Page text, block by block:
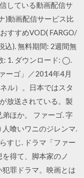
している動画配信サ
)動画配信サービス比
すすめVOD( FARGO/
込). 無料期間: 2週間無
: 1. ダウンロード: ◯.
ーゴ」／2014年4月
ル）。日本ではスタ
放送されている。製
ほか。 ファーゴ. 字
喰いワニのジレンマ.
すじ. ドラマ「ファー
得て、脚本家のノ
罪ドラマ。映画とは